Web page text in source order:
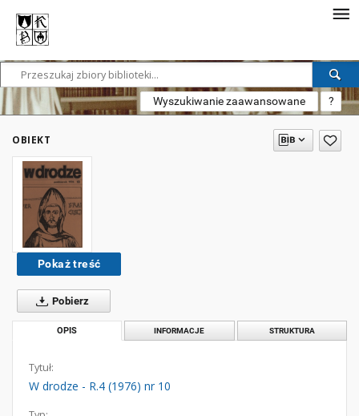
Wyszukiwanie zaawansowane ?
OBIEKT
Pokaż treść
Pobierz
OPIS INFORMACJE STRUKTURA
Tytuł:
W drodze - R.4 (1976) nr 10